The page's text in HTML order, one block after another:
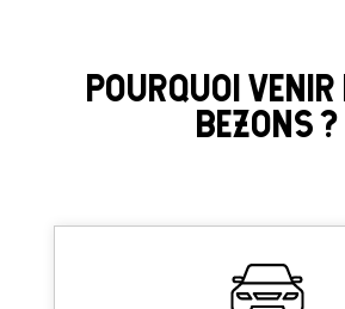
POURQUOI VENIR
BEZONS ?